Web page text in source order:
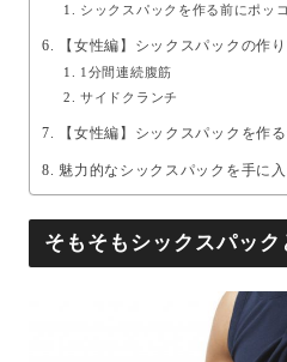
シックスパックを作る前にポッ
【女性編】シックスパックの作
1分間連続腹筋
サイドクランチ
【女性編】シックスパックを作
魅力的なシックスパックを手に入
そもそもシックスパック